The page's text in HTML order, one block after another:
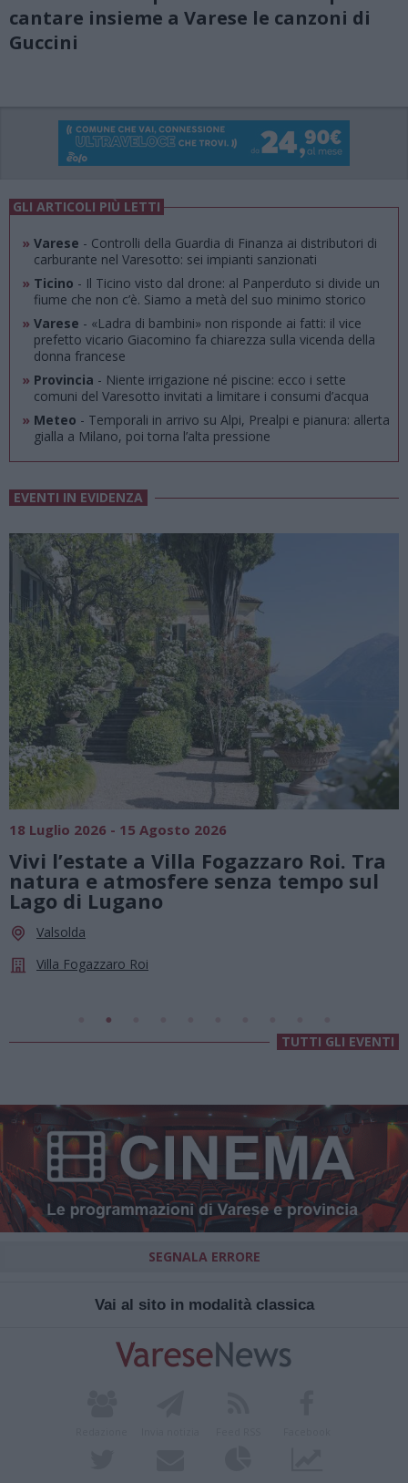
cantare insieme a Varese le canzoni di
Guccini
GLI ARTICOLI PIÙ LETTI
» Varese - Controlli della Guardia di Finanza ai distributori di
carburante nel Varesotto: sei impianti sanzionati
» Ticino - Il Ticino visto dal drone: al Panperduto si divide un
fiume che non c’è. Siamo a metà del suo minimo storico
» Varese - «Ladra di bambini» non risponde ai fatti: il vice
prefetto vicario Giacomino fa chiarezza sulla vicenda della
donna francese
» Provincia - Niente irrigazione né piscine: ecco i sette
comuni del Varesotto invitati a limitare i consumi d’acqua
» Meteo - Temporali in arrivo su Alpi, Prealpi e pianura: allerta
gialla a Milano, poi torna l’alta pressione
EVENTI IN EVIDENZA
Tra
sul Summer Green Festival: fino al 23
agosto, musica e divertimento
le stelle a Cassano Magnago
TUTTI GLI EVENTI
SEGNALA ERRORE
Vai al sito in modalità classica